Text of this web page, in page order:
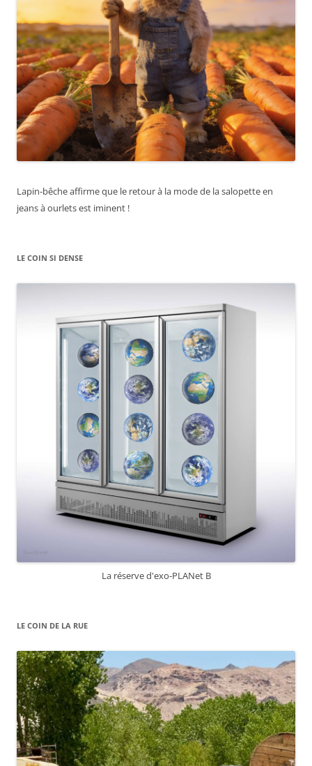
Lapin-bêche affirme que le retour à la mode de la salopette en
jeans à ourlets est iminent !
LE COIN SI DENSE
La réserve d'exo-PLANet B
LE COIN DE LA RUE